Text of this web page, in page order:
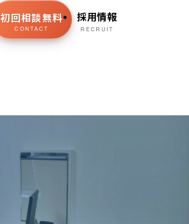
初回相談無料
CONTACT
採用情報
RECRUIT